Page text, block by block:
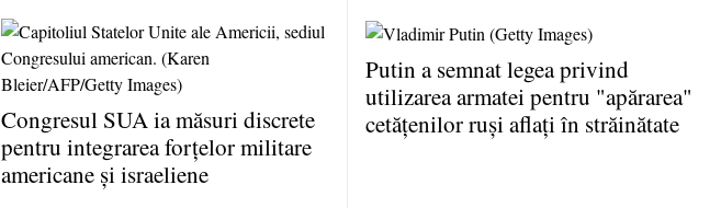
Congresul SUA ia măsuri discrete
pentru integrarea forţelor militare
americane şi israeliene
Putin a semnat legea privind
utilizarea armatei pentru "apărarea"
cetăţenilor ruşi aflaţi în străinătate